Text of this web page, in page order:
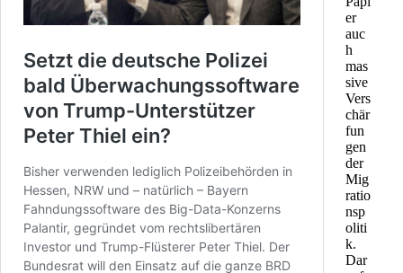
er
auc
h
mas
sive
Vers
chär
fun
gen
der
Mig
ratio
nsp
oliti
k.
Dar